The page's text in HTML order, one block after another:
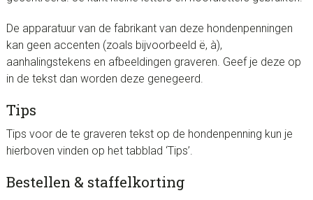
De apparatuur van de fabrikant van deze hondenpenningen
kan geen accenten (zoals bijvoorbeeld ë, à),
aanhalingstekens en afbeeldingen graveren. Geef je deze op
in de tekst dan worden deze genegeerd.
Tips
Tips voor de te graveren tekst op de hondenpenning kun je
hierboven vinden op het tabblad ‘Tips’.
Bestellen & staffelkorting